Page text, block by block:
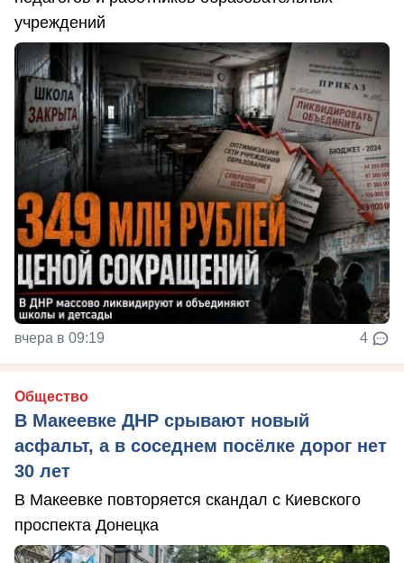
учреждений
вчера в 09:19 4
Общество
В Макеевке ДНР срывают новый
асфальт, а в соседнем посёлке дорог нет
30 лет
В Макеевке повторяется скандал с Киевского
проспекта Донецка